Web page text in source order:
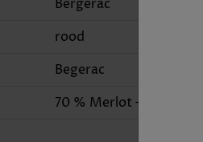
Bergerac
rood
Begerac
70 % Merlot – 20 %